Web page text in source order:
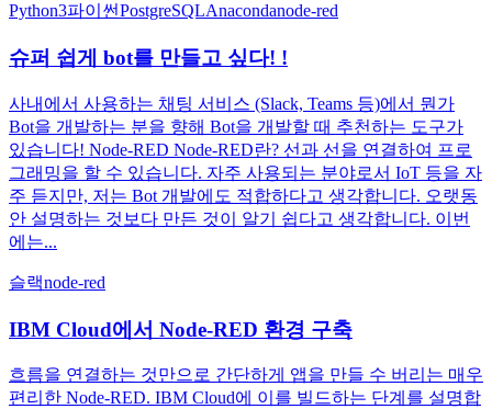
Python3파이썬PostgreSQLAnacondanode-red
슈퍼 쉽게 bot를 만들고 싶다! !
사내에서 사용하는 채팅 서비스 (Slack, Teams 등)에서 뭔가
Bot을 개발하는 분을 향해 Bot을 개발할 때 추천하는 도구가
있습니다! Node-RED Node-RED란? 선과 선을 연결하여 프로
그래밍을 할 수 있습니다. 자주 사용되는 분야로서 IoT 등을 자
주 듣지만, 저는 Bot 개발에도 적합하다고 생각합니다. 오랫동
안 설명하는 것보다 만든 것이 알기 쉽다고 생각합니다. 이번
에는...
슬랙node-red
IBM Cloud에서 Node-RED 환경 구축
흐름을 연결하는 것만으로 간단하게 앱을 만들 수 버리는 매우
편리한 Node-RED. IBM Cloud에 이를 빌드하는 단계를 설명합